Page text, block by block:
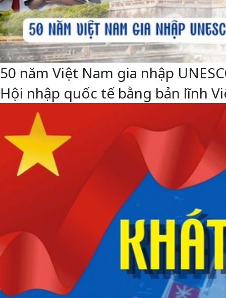
50 năm Việt Nam gia nhập
Hội nhập quốc tế bằng bản lĩnh